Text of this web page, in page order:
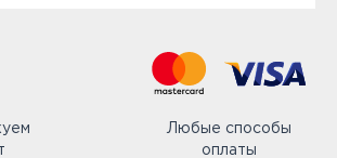
Любые способы
оплаты